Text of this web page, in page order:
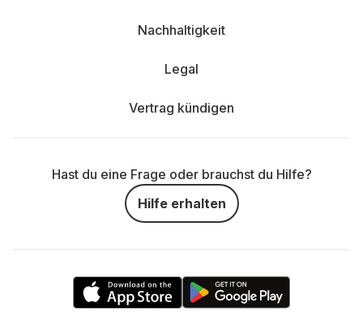
Nachhaltigkeit
Legal
Vertrag kündigen
Hast du eine Frage oder brauchst du Hilfe?
Hilfe erhalten